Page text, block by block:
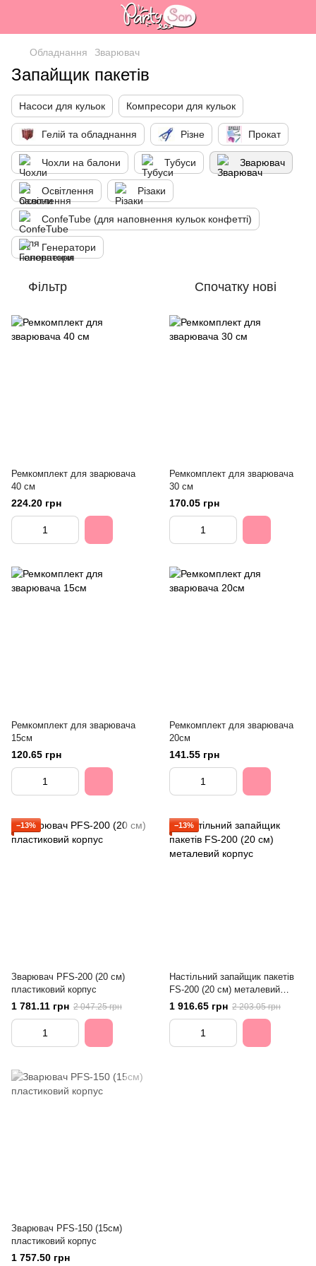
Обладнання Зварювач
Запайщик пакетів
Насоси для кульок Компресори для кульок
Гелій та обладнання Різне Прокат
Чохли на балони Тубуси Зварювач
Освітлення Різаки
ConfeTube (для наповнення кульок конфетті)
Генератори
Фільтр Спочатку нові
Ремкомплект для зварювача
40 см
224.20 грн
Ремкомплект для зварювача
30 см
170.05 грн
Ремкомплект для зварювача
15см
120.65 грн
Ремкомплект для зварювача
20см
141.55 грн
−13%
Зварювач PFS-200 (20 см)
пластиковий корпус
1 781.11 грн 2 047.25 грн
−13%
Настільний запайщик пакетів
FS-200 (20 см) металевий
корпус
1 916.65 грн 2 203.05 грн
Зварювач PFS-150 (15см)
пластиковий корпус
1 757.50 грн